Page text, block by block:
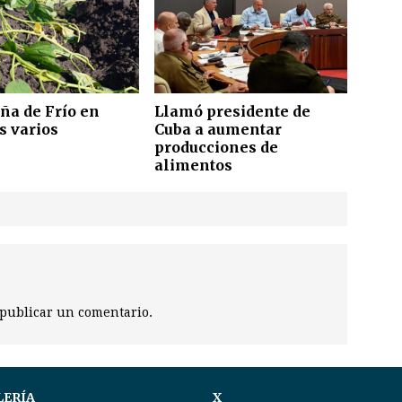
de Frío en
varios
Llamó presidente de
Cuba a aumentar
producciones de
alimentos
un comentario.
X